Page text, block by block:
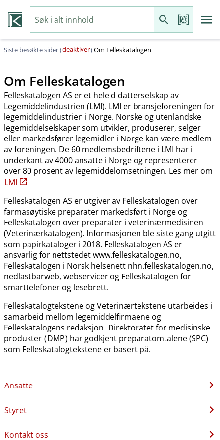
Siste besøkte sider (deaktiver)Om Felleskatalogen
Om Felleskatalogen
Felleskatalogen AS er et heleid datterselskap av
Legemiddelindustrien (LMI). LMI er bransjeforeningen for
legemiddelindustrien i Norge. Norske og utenlandske
legemiddelselskaper som utvikler, produserer, selger
eller markedsfører legemidler i Norge kan være medlem
av foreningen. De 60 medlemsbedriftene i LMI har i
underkant av 4000 ansatte i Norge og representerer
over 80 prosent av legemiddelomsetningen. Les mer om
LMI
Felleskatalogen AS er utgiver av Felleskatalogen over
farmasøytiske preparater markedsført i Norge og
Felleskatalogen over preparater i veterinærmedisinen
(Veterinærkatalogen). Informasjonen ble siste gang utgitt
som papirkataloger i 2018. Felleskatalogen AS er
ansvarlig for nettstedet www.felleskatalogen.no,
Felleskatalogen i Norsk helsenett nhn.felleskatalogen.no,
nedlastbarweb, webservicer og Felleskatalogen for
smarttelefoner og lesebrett.
Felleskatalogtekstene og Veterinærtekstene utarbeides i
samarbeid mellom legemiddelfirmaene og
Felleskatalogens redaksjon. Direktoratet for medisinske
produkter (DMP) har godkjent preparatomtalene (SPC)
som Felleskatalogtekstene er basert på.
Ansatte
Styret
Kontakt oss